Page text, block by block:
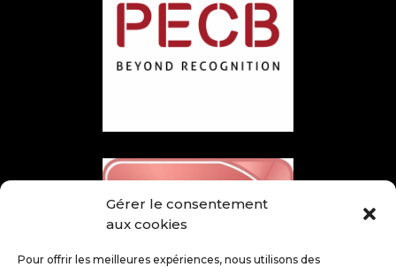
Gérer le consentement
aux cookies
Pour offrir les meilleures expériences, nous utilisons des